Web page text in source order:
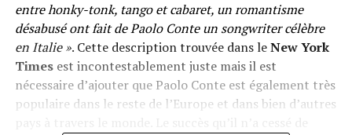
entre honky-tonk, tango et cabaret, un romantisme
désabusé ont fait de Paolo Conte un songwriter célèbre
en Italie ». Cette description trouvée dans leNew York
Timesest incontestablement juste mais il est
nécessaire d’ajouter que Paolo Conte est également très
populaire dans le reste de l’Europe et dans bien d’autres